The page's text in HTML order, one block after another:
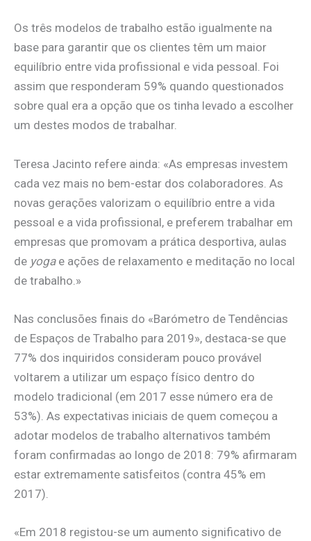
Os três modelos de trabalho estão igualmente na
base para garantir que os clientes têm um maior
equilíbrio entre vida profissional e vida pessoal. Foi
assim que responderam 59% quando questionados
sobre qual era a opção que os tinha levado a escolher
um destes modos de trabalhar.
Teresa Jacinto refere ainda: «As empresas investem
cada vez mais no bem-estar dos colaboradores. As
novas gerações valorizam o equilíbrio entre a vida
pessoal e a vida profissional, e preferem trabalhar em
empresas que promovam a prática desportiva, aulas
de yogae ações de relaxamento e meditação no local
de trabalho.»
Nas conclusões finais do «Barómetro de Tendências
de Espaços de Trabalho para 2019», destaca-se que
77% dos inquiridos consideram pouco provável
voltarem a utilizar um espaço físico dentro do
modelo tradicional (em 2017 esse número era de
53%). As expectativas iniciais de quem começou a
adotar modelos de trabalho alternativos também
foram confirmadas ao longo de 2018: 79% afirmaram
estar extremamente satisfeitos (contra 45% em
2017).
«Em 2018 registou-se um aumento significativo de